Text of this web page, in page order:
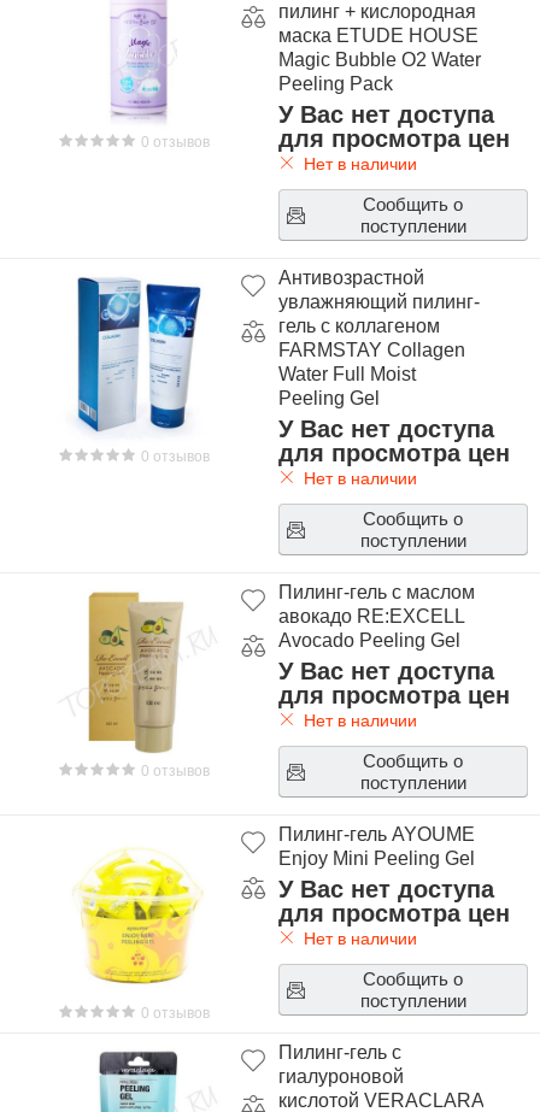
0 отзывов
пилинг + кислородная
маска ETUDE HOUSE
Magic Bubble O2 Water
Peeling Pack
У Вас нет доступа
для просмотра цен
Нет в наличии
Сообщить о
поступлении
0 отзывов
Антивозрастной
увлажняющий пилинг-
гель с коллагеном
FARMSTAY Collagen
Water Full Moist
Peeling Gel
У Вас нет доступа
для просмотра цен
Нет в наличии
Сообщить о
поступлении
0 отзывов
Пилинг-гель с маслом
авокадо RE:EXCELL
Avocado Peeling Gel
У Вас нет доступа
для просмотра цен
Нет в наличии
Сообщить о
поступлении
0 отзывов
Пилинг-гель AYOUME
Enjoy Mini Peeling Gel
У Вас нет доступа
для просмотра цен
Нет в наличии
Сообщить о
поступлении
Пилинг-гель с
гиалуроновой
кислотой VERACLARA